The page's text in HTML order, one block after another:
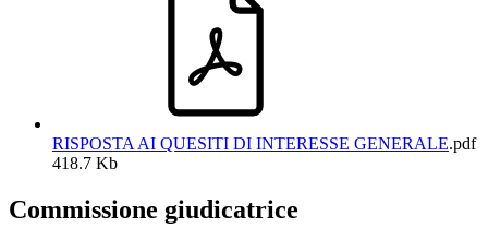
RISPOSTA AI QUESITI DI INTERESSE GENERALE.pdf
418.7 Kb
Commissione giudicatrice